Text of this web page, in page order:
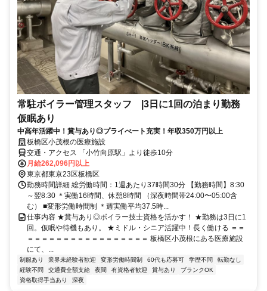
常駐ボイラー管理スタッフ |3日に1回の泊まり勤務
仮眠あり
中高年活躍中！賞与あり◎プライべート充実！年収350万円以上
板橋区小茂根の医療施設
交通・アクセス 「小竹向原駅」より徒歩10分
月給262,096円以上
東京都東京23区板橋区
勤務時間詳細 総労働時間：1週あたり37時間30分 【勤務時間】8:30
～翌8:30 ＊実働16時間、休憩8時間 （深夜時間帯24:00〜05:00含
む） ■変形労働時間制 ＊週実働平均37.5時...
仕事内容 ★賞与あり◎ボイラー技士資格を活かす！ ★勤務は3日に1
回。仮眠や待機もあり。 ★ミドル・シニア活躍中！長く働ける ＝＝
＝＝＝＝＝＝＝＝＝＝＝＝＝＝＝＝＝ 板橋区小茂根にある医療施設
にて、...
制服あり 業界未経験者歓迎 変形労働時間制 60代も応募可 学歴不問
転勤なし
経験不問
交通費全額支給 夜間 有資格者歓迎 賞与あり
ブランクOK
資格取得手当あり
深夜